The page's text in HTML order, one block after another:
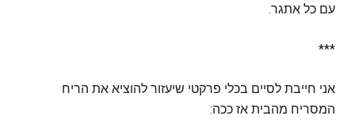
עם כל אתגר.
***
אני חייבת לסיים בכלי פרקטי שיעזור להוציא את הריח
המסריח מהבית אז ככה: